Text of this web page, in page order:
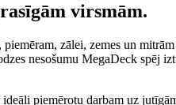
virsmām.
zālei, zemes un
nesošumu MegaDeck spēj
piemērotu darbam uz